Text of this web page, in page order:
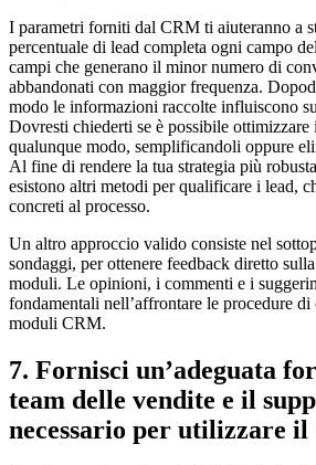
I parametri forniti dal CRM ti aiuteranno a
percentuale di lead completa ogni campo
campi che generano il minor numero di
abbandonati con maggior frequenza.
modo le informazioni raccolte influiscono
Dovresti chiederti se è possibile
qualunque modo, semplificandoli oppure
Al fine di rendere la tua strategia più
esistono altri metodi per qualificare i lead,
concreti al processo.
Un altro approccio valido consiste nel
sondaggi, per ottenere feedback diretto
moduli. Le opinioni, i commenti e i
fondamentali nell’affrontare le procedure
moduli CRM.
7. Fornisci un’adeguata
team delle vendite e il
necessario per utilizzare